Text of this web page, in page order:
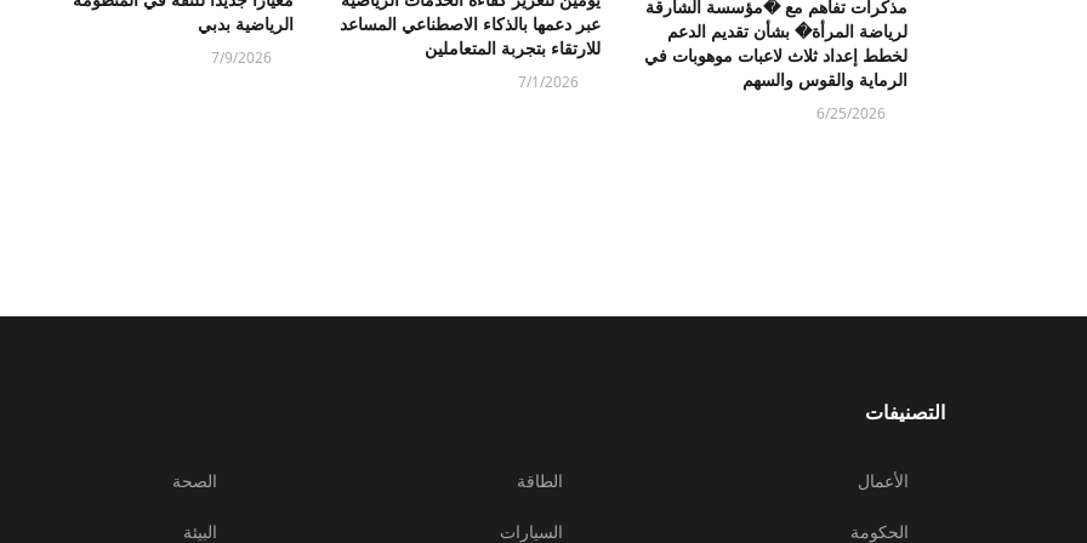
الرياضية بدبي
7/9/2026
عبر دعمها بالذكاء الاصطناعي المساعد
للارتقاء بتجربة المتعاملين
7/1/2026
مذكرات تفاهم مع �مؤسسة الشارقة
لرياضة المرأة� بشأن تقديم الدعم
لخطط إعداد ثلاث لاعبات موهوبات في
الرماية والقوس والسهم
6/25/2026
التصنيفات
الأعمال
الحكومة
الطاقة
السيارات
الصحة
البيئة